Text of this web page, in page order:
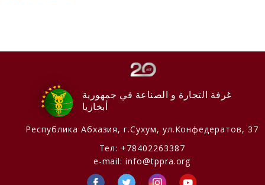
غرفة التجارة و الصناعة في جمهورية
أبخازيا
Республика Абхазия, г.Сухум, ул.Конфедератов, 37
Тел: +78402263387
e-mail:info@tppra.org